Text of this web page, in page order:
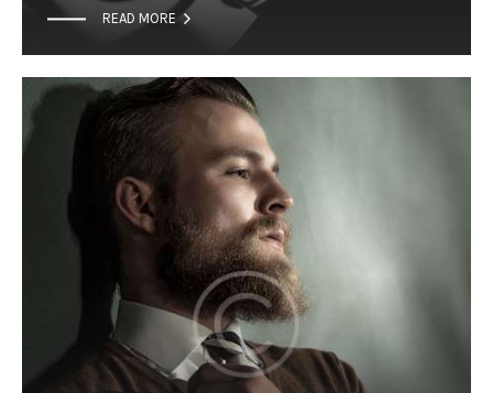
READ MORE 